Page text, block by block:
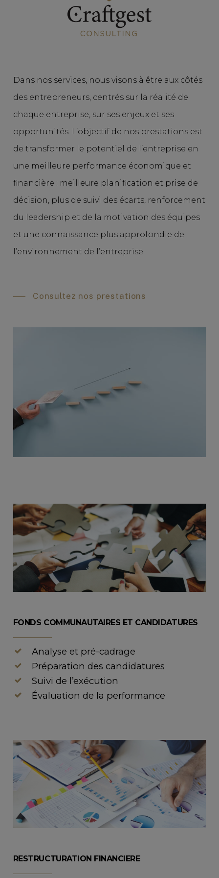
Dans nos services, nous visons à être aux côtés
des entrepreneurs, centrés sur la réalité de
chaque entreprise, sur ses enjeux et ses
opportunités. L’objectif de nos prestations est
de transformer le potentiel de l’entreprise en
une meilleure performance économique et
financière : meilleure planification et prise de
décision, plus de suivi des écarts, renforcement
du leadership et de la motivation des équipes
et une connaissance plus approfondie de
l’environnement de l’entreprise .
Consultez nos prestations
FONDS COMMUNAUTAIRES ET CANDIDATURES
Analyse et pré-cadrage
Préparation des candidatures
Suivi de l’exécution
Évaluation de la performance
RESTRUCTURATION FINANCIERE